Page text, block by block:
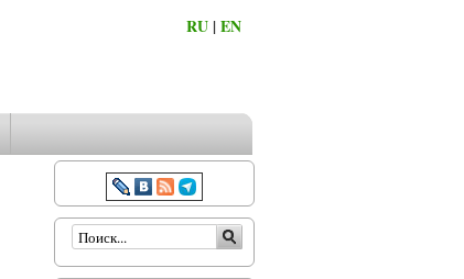
RU |EN
Форма поиска